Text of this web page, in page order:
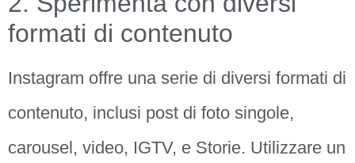
formati di contenuto
Instagram offre una serie di diversi formati di
contenuto, inclusi post di foto singole,
carousel, video, IGTV, e Storie. Utilizzare un